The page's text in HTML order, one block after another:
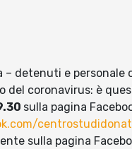
– detenuti e
del coronavirus: è
sulla pagina
sulla pagina